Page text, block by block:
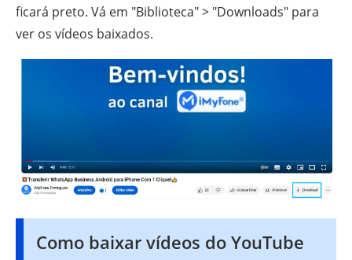
ficará preto. Vá em "Biblioteca" > "Downloads" para
ver os vídeos baixados.
Como baixar vídeos do YouTube